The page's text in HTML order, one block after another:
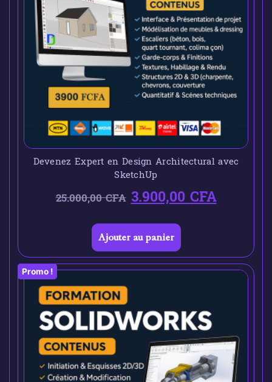
Devenez Expert en Design Architectural avec
SketchUp
25.000,00CFA 3.900,00CFA
Ajouter au panier
Promo !